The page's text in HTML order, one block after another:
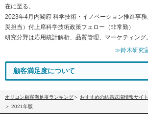
在に至る。
2023年4月内閣府 科学技術・イノベーション推進事
災担当）付上席科学技術政策フェロー（非常勤）
研究分野は応用統計解析、品質管理、マーケティング。
≫鈴木研究
顧客満足度について
オリコン顧客満足度ランキング
おすすめの結婚式場情報サイ
2021年版